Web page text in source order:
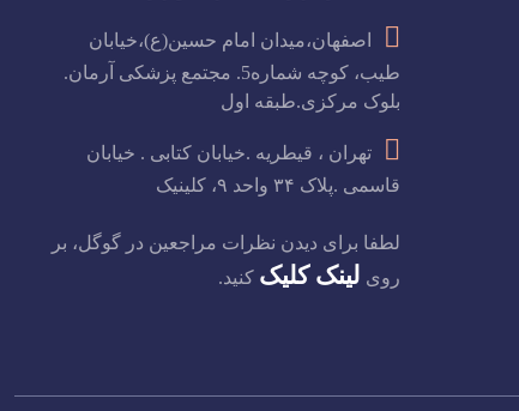
اصفهان،میدان امام حسین(ع)،خیابان
طیب، کوچه شماره5. مجتمع پزشکی آرمان.
بلوک مرکزی.طبقه اول
تهران ، قیطریه .خیابان کتابی . خیابان
قاسمی .پلاک ۳۴ واحد ۹، کلینیک
لطفا برای دیدن نظرات مراجعین در گوگل، بر
روی لینک کلیک کنید.